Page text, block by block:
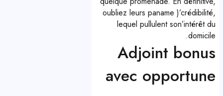
oubliez leurs paname )’crédibilité,
lequel pullulent son’intérêt du
domicile.
Adjoint bonus
avec opportune